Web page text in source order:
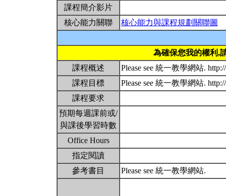
課程簡介影片
核心能力關聯
核心能力與課程規劃關聯圖
為確保您我的權利,
課程概述
Please see 統一教學網站.
課程目標
Please see 統一教學網站.
課程要求
預期每週課前或/
與課後學習時數
Office Hours
指定閱讀
參考書目
Please see 統一教學網站.